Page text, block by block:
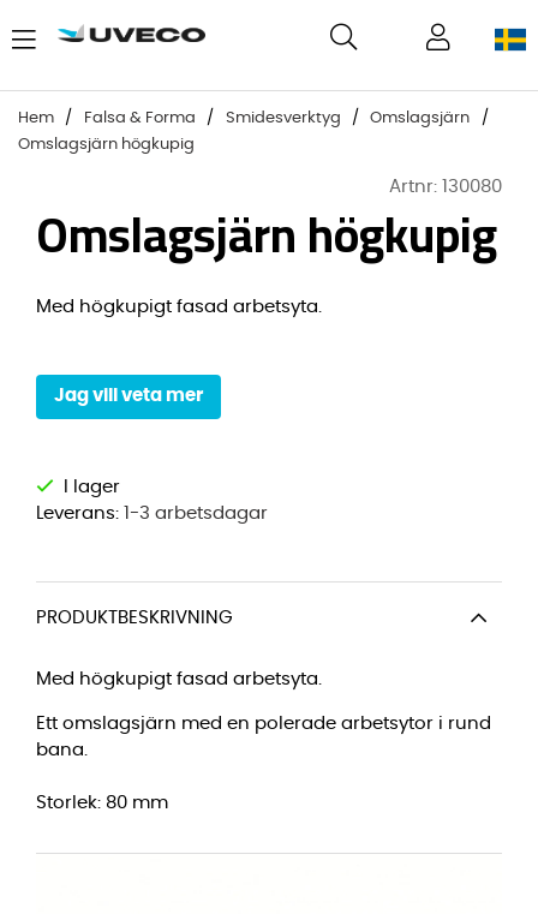
Hem Falsa & Forma Smidesverktyg
Omslagsjärn
Omslagsjärn högkupig
Artnr: 130080
Omslagsjärn högkupig
Med högkupigt fasad arbetsyta.
Jag vill veta mer
Leverans: 1-3 arbetsdagar
PRODUKTBESKRIVNING
Med högkupigt fasad arbetsyta.
Ett omslagsjärn med en polerade arbetsytor i rund
bana.
Storlek: 80 mm